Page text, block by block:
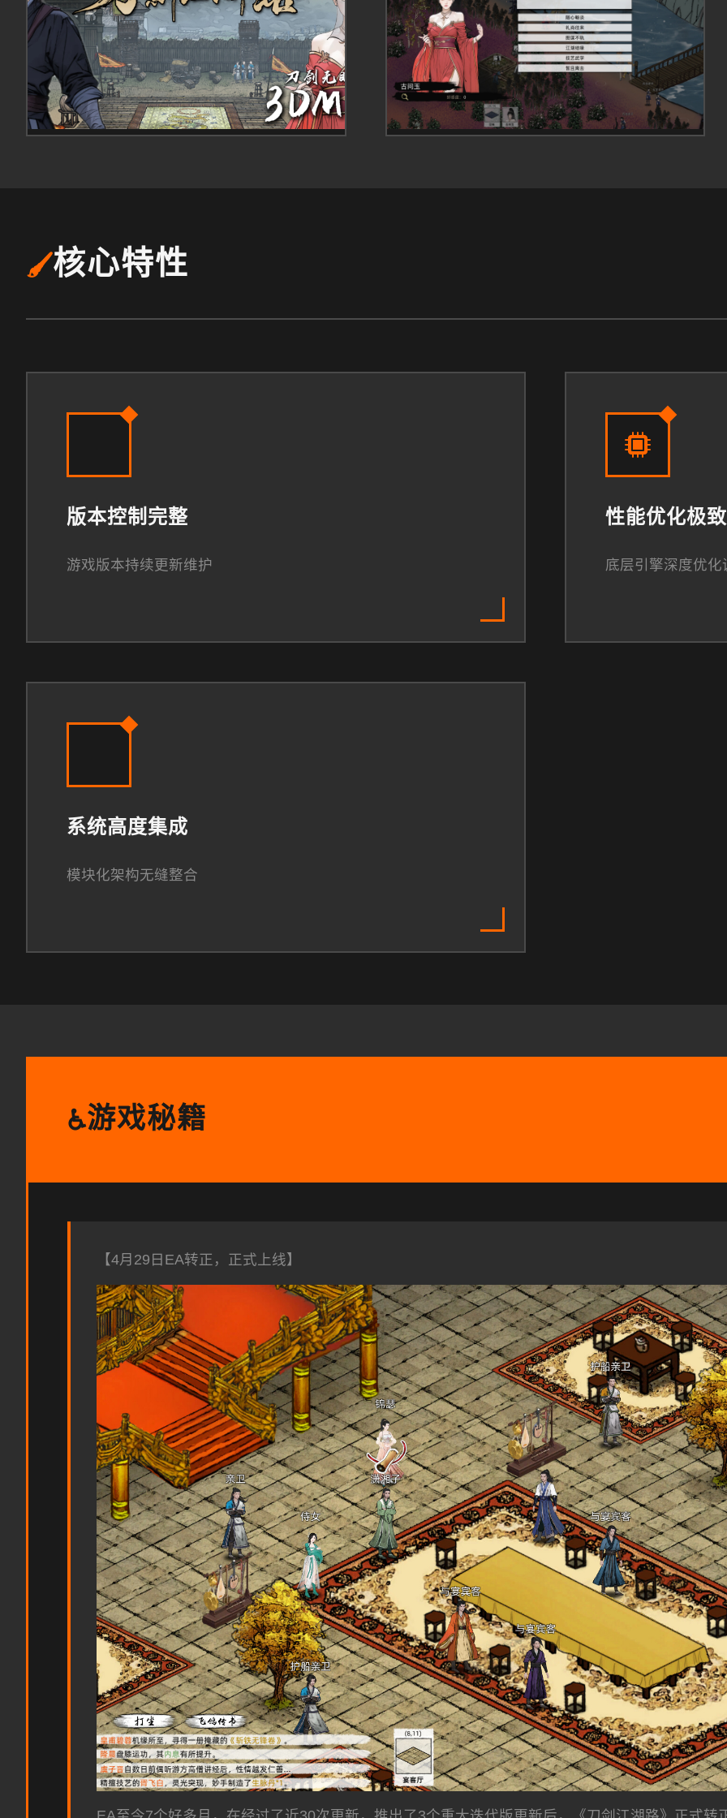
🖌️核心特性
版本控制完整
游戏版本持续更新维护
性能优化极致
底层引擎深度优化
系统高度集成
模块化架构无缝整合
♿游戏秘籍
【4月29日EA转正，正式上线】